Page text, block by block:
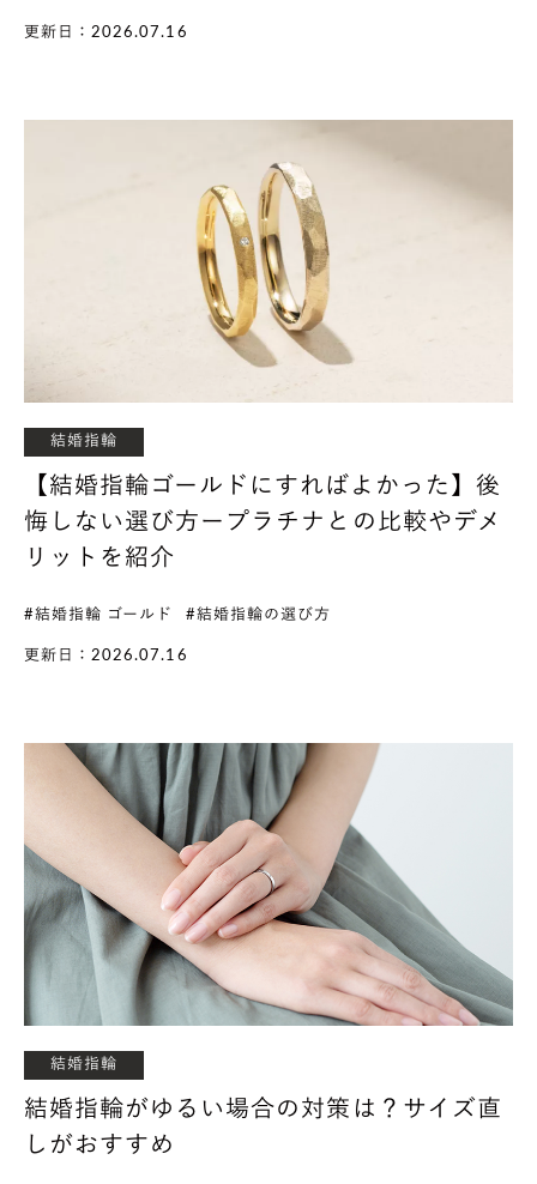
更新日：2026.07.16
結婚指輪
【結婚指輪ゴールドにすればよかった】後
悔しない選び方ープラチナとの比較やデメ
リットを紹介
#結婚指輪 ゴールド #結婚指輪の選び方
更新日：2026.07.16
結婚指輪
結婚指輪がゆるい場合の対策は？サイズ直
しがおすすめ